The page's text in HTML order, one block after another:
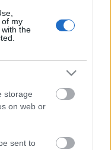
of my
the
storage
on web or
sent to
és kevés
mint egy igazán jó
prószát házi tejből
igazság, hogy ez
házi…